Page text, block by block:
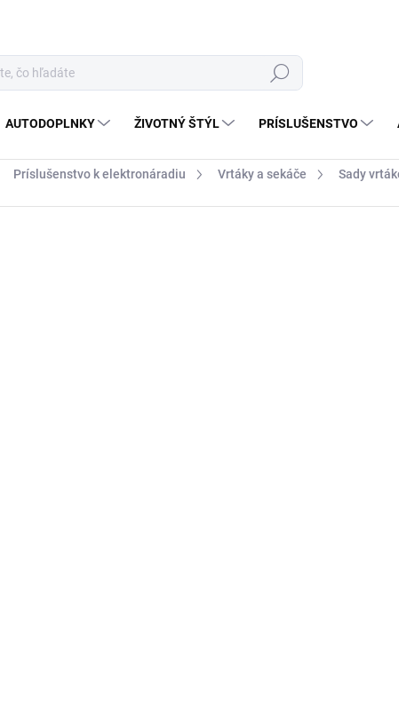
Hľadať
AUTODOPLNKY ŽIVOTNÝ ŠTÝL PRÍSLUŠENSTVO
Príslušenstvo k elektronáradiu Vrtáky a sekáče
Sady